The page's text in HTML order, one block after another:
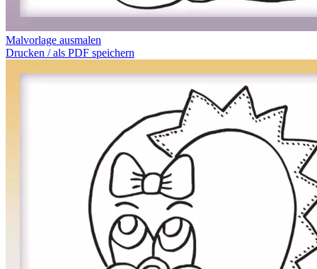
Malvorlage ausmalen
Drucken / als PDF speichern